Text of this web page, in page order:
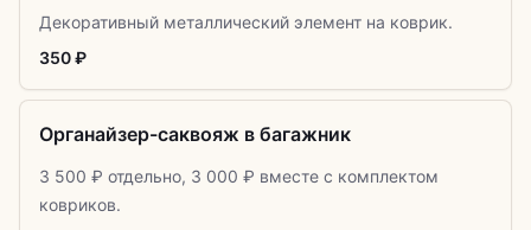
Декоративный металлический элемент на коврик.
350 ₽
Органайзер-саквояж в багажник
3 500 ₽ отдельно, 3 000 ₽ вместе с комплектом
ковриков.